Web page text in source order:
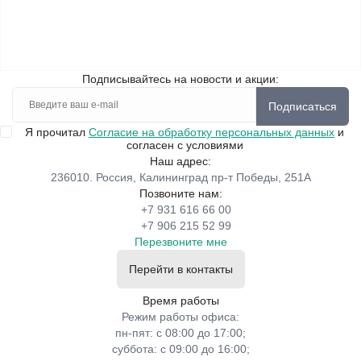
Подписывайтесь на новости и акции:
Подписаться
Я прочитал Согласие на обработку персональных данных и
согласен с условиями
Наш адрес:
236010. Россия, Калининград пр-т Победы, 251А
Позвоните нам:
+7 931 616 66 00
+7 906 215 52 99
Перезвоните мне
Перейти в контакты
Время работы
Режим работы офиса:
пн-пят: с 08:00 до 17:00;
суббота: с 09:00 до 16:00;